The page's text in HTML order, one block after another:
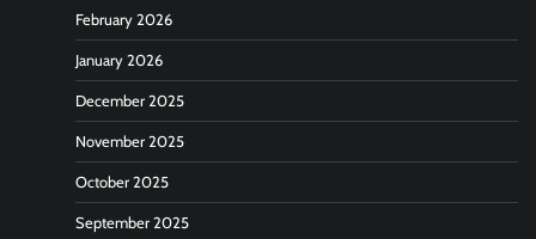
February 2026
January 2026
December 2025
November 2025
October 2025
September 2025